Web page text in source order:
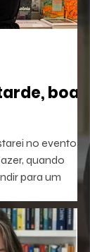
boa
no evento
quando
para um
Colégio
(CBAE /
Os links